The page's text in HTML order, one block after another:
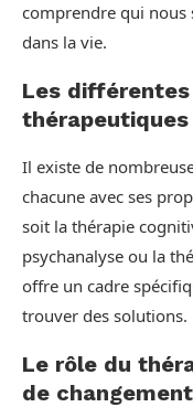
comprendre qui nous
dans la vie.
Les
thérapeutiques
Il existe de
chacune avec ses
soit la thérapie
psychanalyse ou la
offre un cadre
trouver des solutions.
Le rôle du
de changement